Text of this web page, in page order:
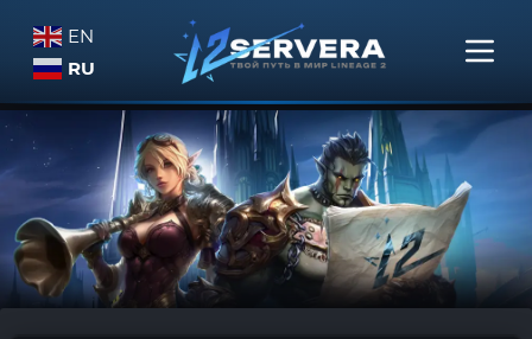
EN
RU